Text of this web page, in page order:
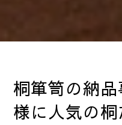
桐箪笥の納
様に人気の